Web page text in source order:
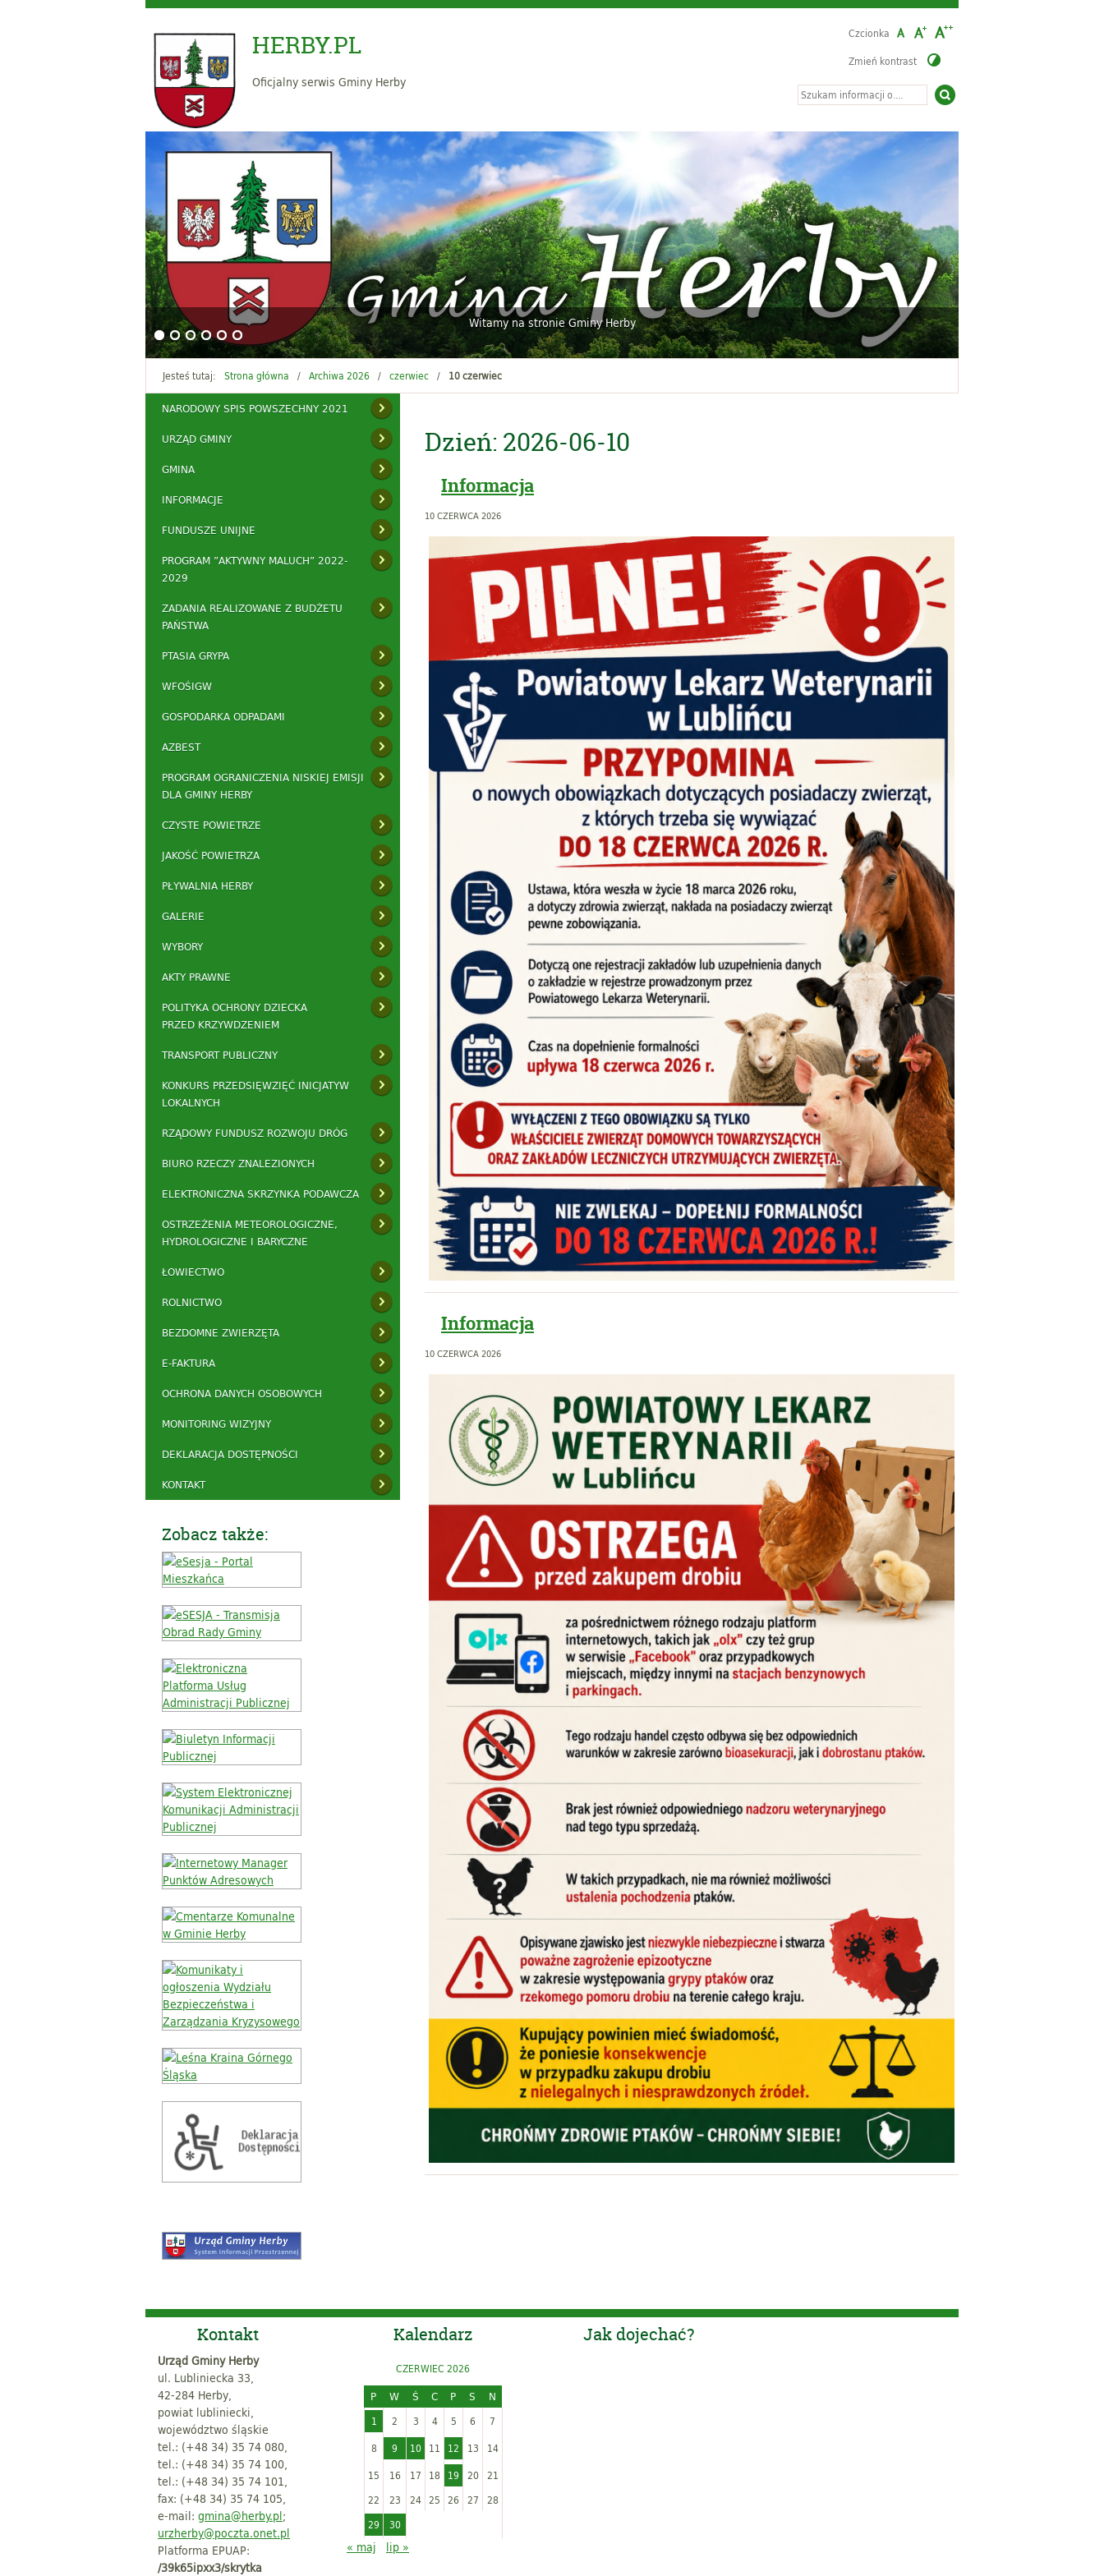
Czcionka
Zmień kontrast
HERBY.PL
Oficjalny serwis Gminy Herby
Witamy na stronie Gminy Herby
Jesteś tutaj: Strona główna Archiwa 2026 czerwiec 10 czerwiec
NARODOWY SPIS POWSZECHNY 2021
URZĄD GMINY
GMINA
INFORMACJE
FUNDUSZE UNIJNE
PROGRAM ”AKTYWNY MALUCH” 2022-
2029
ZADANIA REALIZOWANE Z BUDŻETU
PAŃSTWA
PTASIA GRYPA
WFOŚIGW
GOSPODARKA ODPADAMI
AZBEST
PROGRAM OGRANICZENIA NISKIEJ EMISJI
DLA GMINY HERBY
CZYSTE POWIETRZE
JAKOŚĆ POWIETRZA
PŁYWALNIA HERBY
GALERIE
WYBORY
AKTY PRAWNE
POLITYKA OCHRONY DZIECKA
PRZED KRZYWDZENIEM
TRANSPORT PUBLICZNY
KONKURS PRZEDSIĘWZIĘĆ INICJATYW
LOKALNYCH
RZĄDOWY FUNDUSZ ROZWOJU DRÓG
BIURO RZECZY ZNALEZIONYCH
ELEKTRONICZNA SKRZYNKA PODAWCZA
OSTRZEŻENIA METEOROLOGICZNE,
HYDROLOGICZNE I BARYCZNE
ŁOWIECTWO
ROLNICTWO
BEZDOMNE ZWIERZĘTA
E-FAKTURA
OCHRONA DANYCH OSOBOWYCH
MONITORING WIZYJNY
DEKLARACJA DOSTĘPNOŚCI
KONTAKT
Zobacz także:
Dzień: 2026-06-10
Informacja
10 CZERWCA 2026
Informacja
10 CZERWCA 2026
Kontakt
Urząd Gminy Herby
ul. Lubliniecka 33,
42-284 Herby,
powiat lubliniecki,
województwo śląskie
tel.: (+48 34) 35 74 080,
tel.: (+48 34) 35 74 100,
tel.: (+48 34) 35 74 101,
fax: (+48 34) 35 74 105,
e-mail: gmina@herby.pl;
urzherby@poczta.onet.pl
Platforma EPUAP:
/39k65ipxx3/skrytka
Kalendarz
CZERWIEC 2026
P
W Ś C P S
N
1
2 3 4 5 6
7
8
9 10 11 12 13
14
15
16 17 18 19 20
21
22
23 24 25 26 27
28
29
30
« maj lip »
Jak dojechać?